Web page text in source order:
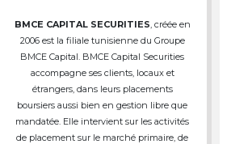
BMCE CAPITAL SECURITIES , créée en
2006 est la filiale tunisienne du Groupe
BMCE Capital. BMCE Capital Securities
accompagne ses clients, locaux et
étrangers, dans leurs placements
boursiers aussi bien en gestion libre que
mandatée. Elle intervient sur les activités
de placement sur le marché primaire, de